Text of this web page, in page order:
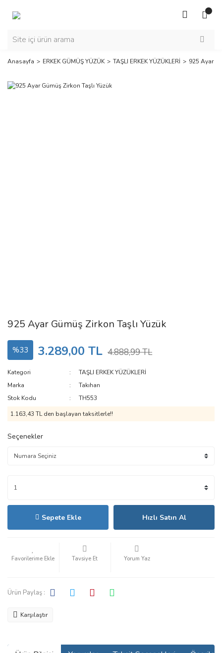
Anasayfa ERKEK GÜMÜŞ YÜZÜK TAŞLI ERKEK YÜZÜKLERİ 925 Ayar
925 Ayar Gümüş Zirkon Taşlı Yüzük
%33 3.289,00 TL 4.888,99 TL
Kategori
TAŞLI ERKEK YÜZÜKLERİ
Marka
Takıhan
Stok Kodu
TH553
1.163,43 TL den başlayan taksitlerle!!
Seçenekler
Sepete Ekle Hızlı Satın Al
Tavsiye Et Yorum Yaz
Ürün Paylaş :
Karşılaştır